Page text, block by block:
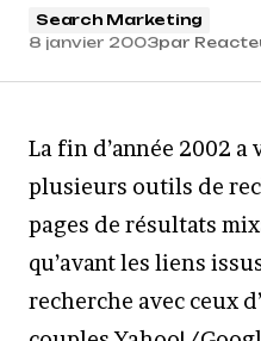
Search Marketing
8 janvier 2003par
La fin d’année 2002
plusieurs outils de
pages de résultats
qu’avant les liens
recherche avec ceux